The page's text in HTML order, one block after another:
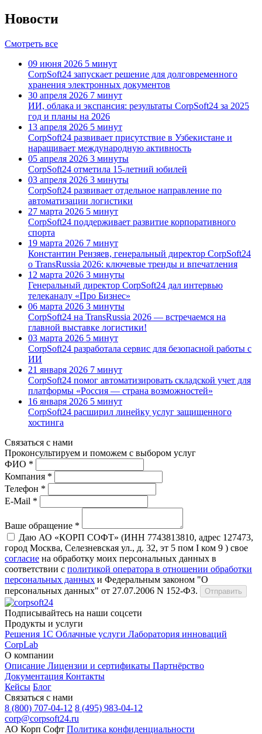
Новости
Смотреть все
09 июня 2026 5 минут
CorpSoft24 запускает решение для долговременного
хранения электронных документов
30 апреля 2026 7 минут
ИИ, облака и экспансия: результаты CorpSoft24 за 2025
год и планы на 2026
13 апреля 2026 5 минут
CorpSoft24 развивает присутствие в Узбекистане и
наращивает международную активность
05 апреля 2026 3 минуты
CorpSoft24 отметила 15-летний юбилей
03 апреля 2026 3 минуты
CorpSoft24 развивает отдельное направление по
автоматизации логистики
27 марта 2026 5 минут
CorpSoft24 поддерживает развитие корпоративного
спорта
19 марта 2026 7 минут
Константин Рензяев, генеральный директор CorpSoft24
о TransRussia 2026: ключевые тренды и впечатления
12 марта 2026 3 минуты
Генеральный директор CorpSoft24 дал интервью
телеканалу «Про Бизнес»
06 марта 2026 3 минуты
CorpSoft24 на TransRussia 2026 — встречаемся на
главной выставке логистики!
03 марта 2026 5 минут
CorpSoft24 разработала сервис для безопасной работы с
ИИ
21 января 2026 7 минут
CorpSoft24 помог автоматизировать складской учет для
платформы «Россия — страна возможностей»
16 января 2026 5 минут
CorpSoft24 расширил линейку услуг защищенного
хостинга
Связаться с нами
Проконсуль­тируем и поможем с выбором услуг
ФИО *
Компания *
Телефон *
E-Mail *
Ваше обращение *
Даю АО «КОРП СОФТ» (ИНН 7743813810, адрес 127473,
город Москва, Селезневская ул., д. 32, эт 5 пом I ком 9 ) свое
согласие на обработку моих персональных данных в
соответствии с политикой оператора в отношении обработки
персональных данных и Федеральным законом "О
персональных данных" от 27.07.2006 N 152-ФЗ.
Отправить
Подписывайтесь на наши соцсети
Продукты и услуги
Решения 1С Облачные услуги Лаборатория инноваций
CorpLab
О компании
Описание Лицензии и сертификаты Партнёрство
Документация Контакты
Кейсы Блог
Связаться с нами
8 (800) 707-04-12 8 (495) 983-04-12
corp@corpsoft24.ru
АО Корп Софт Политика конфиденциальности